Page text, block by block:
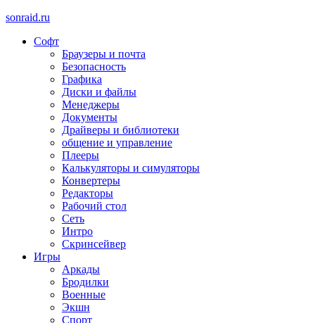
sonraid.ru
Скачивай программы, мини игры
Софт
Браузеры и почта
Безопасность
Графика
Диски и файлы
Менеджеры
Документы
Драйверы и библиотеки
общение и управление
Плееры
Калькуляторы и симуляторы
Конвертеры
Редакторы
Рабочий стол
Сеть
Интро
Скринсейвер
Игры
Аркады
Бродилки
Военные
Экшн
Спорт